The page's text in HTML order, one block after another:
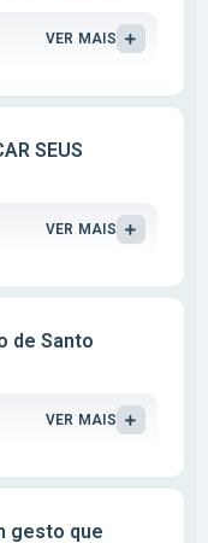
VER MAIS
SEUS
VER MAIS
de Santo
VER MAIS
gesto que